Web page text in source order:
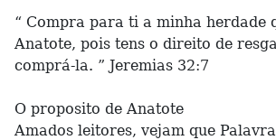
“ Compra para ti a minha herdade
Anatote, pois tens o direito de
comprá-la. ” Jeremias 32:7
O proposito de Anatote
Amados leitores, vejam que